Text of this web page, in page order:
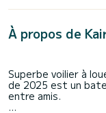
À propos de
Superbe voilier à
de 2025 est un
entre amis.